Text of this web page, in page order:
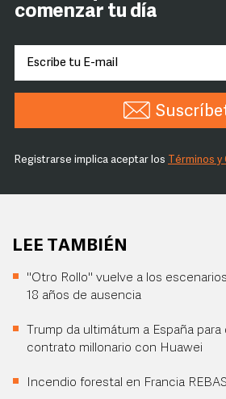
comenzar tu día
Registrarse implica aceptar los Términos
LEE TAMBIÉN
"Otro Rollo" vuelve a los
18 años de ausencia
Trump da ultimátum a España
contrato millonario con Huawei
Incendio forestal en Francia